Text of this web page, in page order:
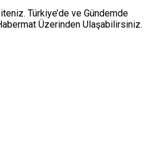
Türkiye’de ve Gündemde
Üzerinden Ulaşabilirsiniz.